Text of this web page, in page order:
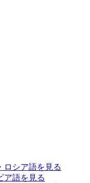
ロシア語を見る
ア語を見る